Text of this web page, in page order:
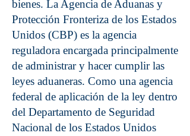
bienes. La Agencia de Aduanas y
Protección Fronteriza de los Estados
Unidos (CBP) es la agencia
reguladora encargada principalmente
de administrar y hacer cumplir las
leyes aduaneras. Como una agencia
federal de aplicación de la ley dentro
del Departamento de Seguridad
Nacional de los Estados Unidos